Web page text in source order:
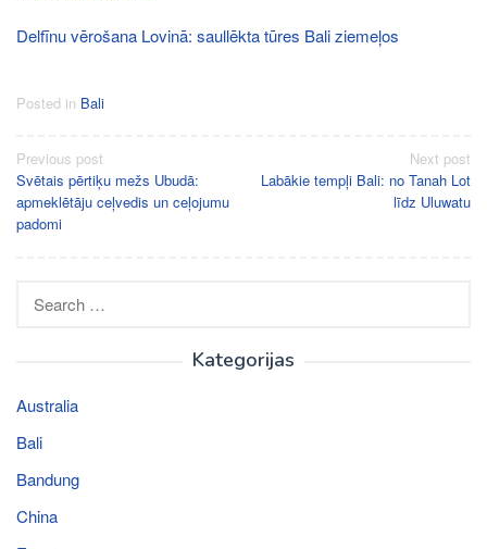
Delfīnu vērošana Lovinā: saullēkta tūres Bali ziemeļos
Posted in Bali
Post
navigation
Previous post
Svētais pērtiķu mežs Ubudā:
apmeklētāju ceļvedis un ceļojumu
padomi
Next post
Labākie tempļi Bali: no Tanah Lot
līdz Uluwatu
Search
Kategorijas
Australia
Bali
Bandung
China